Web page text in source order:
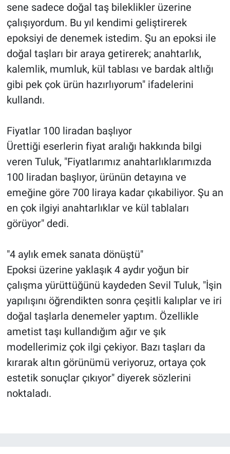
sene sadece doğal taş bileklikler üzerine
çalışıyordum. Bu yıl kendimi geliştirerek
epoksiyi de denemek istedim. Şu an epoksi ile
doğal taşları bir araya getirerek; anahtarlık,
kalemlik, mumluk, kül tablası ve bardak altlığı
gibi pek çok ürün hazırlıyorum" ifadelerini
kullandı.
Fiyatlar 100 liradan başlıyor
Ürettiği eserlerin fiyat aralığı hakkında bilgi
veren Tuluk, "Fiyatlarımız anahtarlıklarımızda
100 liradan başlıyor, ürünün detayına ve
emeğine göre 700 liraya kadar çıkabiliyor. Şu an
en çok ilgiyi anahtarlıklar ve kül tablaları
görüyor" dedi.
"4 aylık emek sanata dönüştü"
Epoksi üzerine yaklaşık 4 aydır yoğun bir
çalışma yürüttüğünü kaydeden Sevil Tuluk, "İşin
yapılışını öğrendikten sonra çeşitli kalıplar ve iri
doğal taşlarla denemeler yaptım. Özellikle
ametist taşı kullandığım ağır ve şık
modellerimiz çok ilgi çekiyor. Bazı taşları da
kırarak altın görünümü veriyoruz, ortaya çok
estetik sonuçlar çıkıyor" diyerek sözlerini
noktaladı.